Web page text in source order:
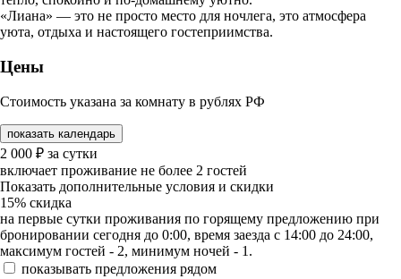
«Лиана» — это не просто место для ночлега, это атмосфера
уюта, отдыха и настоящего гостеприимства.
Цены
Стоимость указана за комнату в рублях РФ
показать календарь
2 000 ₽ за сутки
включает проживание не более 2 гостей
Показать дополнительные условия и скидки
15% скидка
на первые сутки проживания по горящему предложению при
бронировании сегодня до 0:00, время заезда с 14:00 до 24:00,
максимум гостей - 2, минимум ночей - 1.
показывать предложения рядом